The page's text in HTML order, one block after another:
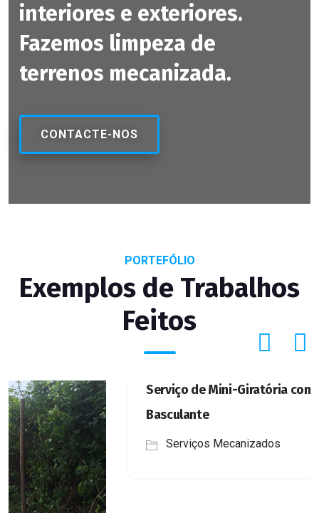
interiores e exteriores.
Fazemos limpeza de
terrenos mecanizada.
CONTACTE-NOS
PORTEFÓLIO
Exemplos de Trabalhos
Feitos
Serviço de Mini-Giratória com Camião
Basculante
Serviços Mecanizados